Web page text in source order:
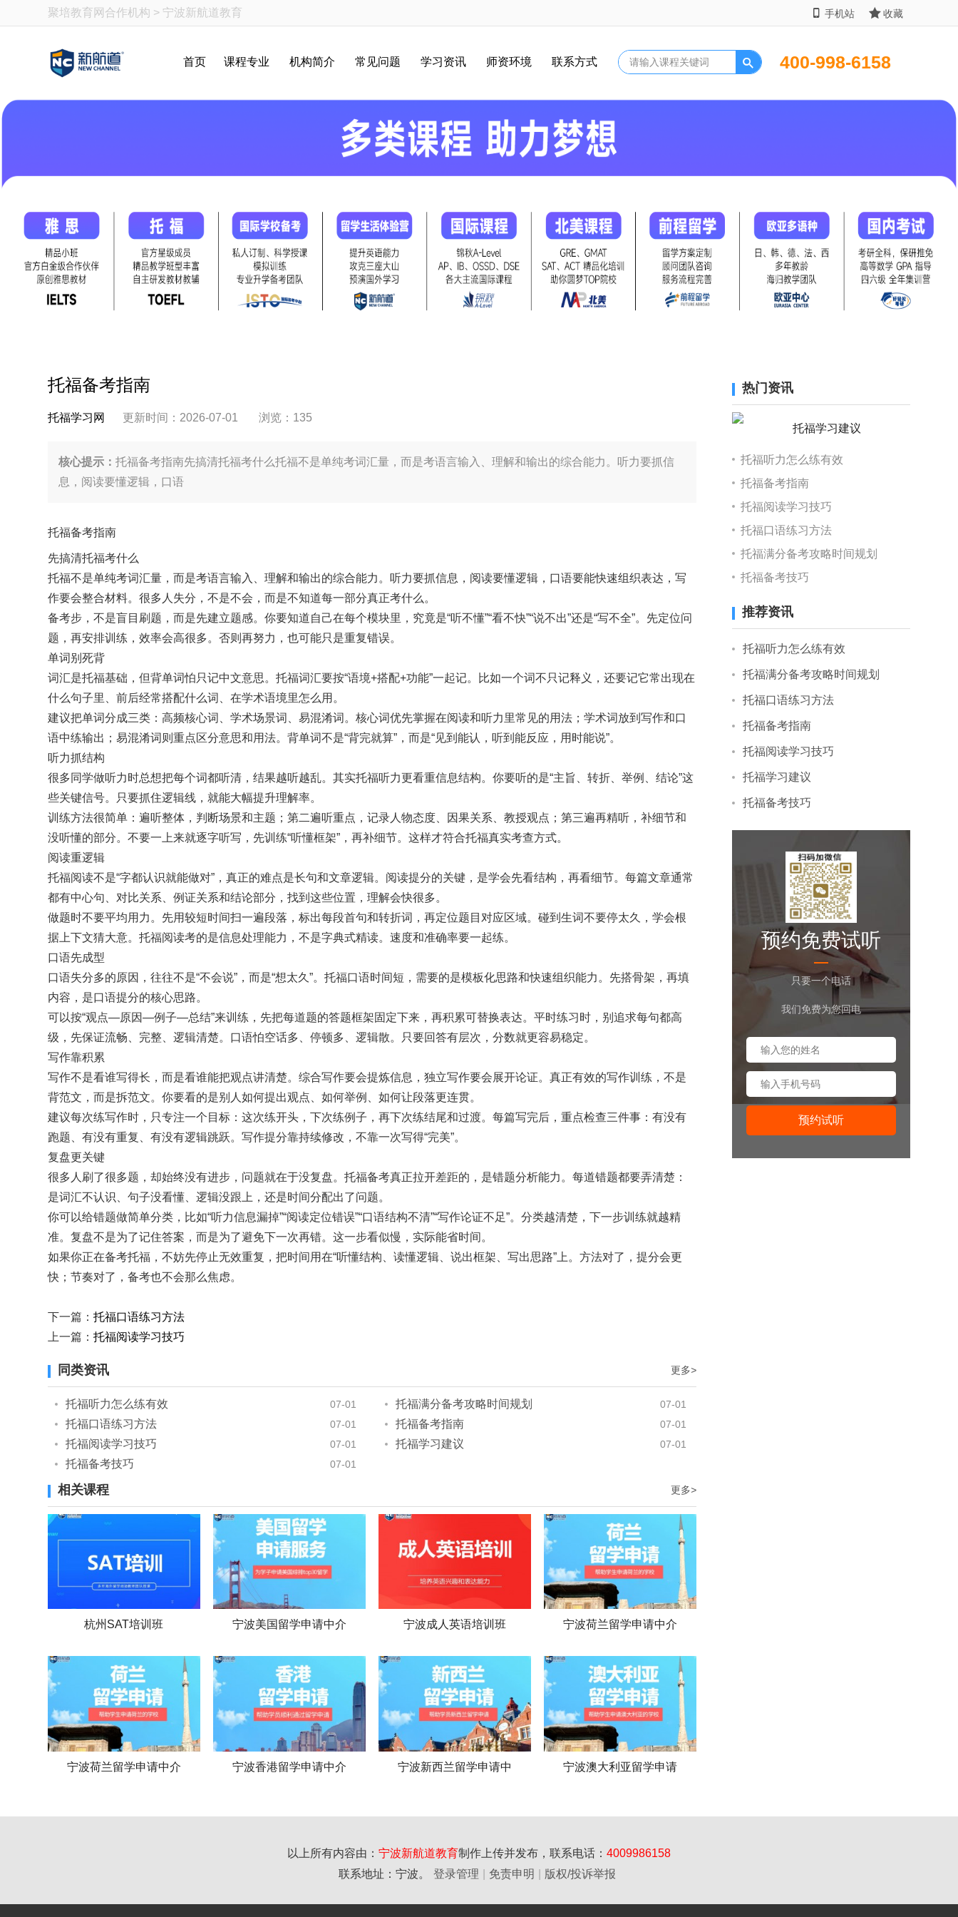
手机站 收藏
聚培教育网 合作机构 > 宁波新航道教育
首页 课程专业 机构简介 常见问题 学习资讯 师资环境 联系方式 400-998-6158
托福备考指南
托福学习网 更新时间：2026-07-01 浏览： 135
核心提示： 托福备考指南先搞清托福考什么托福不是单纯考词汇量，而是考语言输入、理解和输出的综合能力。听力要抓信
息，阅读要懂逻辑，口语
托福备考指南
先搞清托福考什么
托福不是单纯考词汇量，而是考语言输入、理解和输出的综合能力。听力要抓信息，阅读要懂逻辑，口语要能快速组织表达，写
作要会整合材料。很多人失分，不是不会，而是不知道每一部分真正考什么。
备考步，不是盲目刷题，而是先建立题感。你要知道自己在每个模块里，究竟是“听不懂”“看不快”“说不出”还是“写不全”。先定位问
题，再安排训练，效率会高很多。否则再努力，也可能只是重复错误。
单词别死背
词汇是托福基础，但背单词怕只记中文意思。托福词汇要按“语境+搭配+功能”一起记。比如一个词不只记释义，还要记它常出现在
什么句子里、前后经常搭配什么词、在学术语境里怎么用。
建议把单词分成三类：高频核心词、学术场景词、易混淆词。核心词优先掌握在阅读和听力里常见的用法；学术词放到写作和口
语中练输出；易混淆词则重点区分意思和用法。背单词不是“背完就算”，而是“见到能认，听到能反应，用时能说”。
听力抓结构
很多同学做听力时总想把每个词都听清，结果越听越乱。其实托福听力更看重信息结构。你要听的是“主旨、转折、举例、结论”这
些关键信号。只要抓住逻辑线，就能大幅提升理解率。
训练方法很简单：遍听整体，判断场景和主题；第二遍听重点，记录人物态度、因果关系、教授观点；第三遍再精听，补细节和
没听懂的部分。不要一上来就逐字听写，先训练“听懂框架”，再补细节。这样才符合托福真实考查方式。
阅读重逻辑
托福阅读不是“字都认识就能做对”，真正的难点是长句和文章逻辑。阅读提分的关键，是学会先看结构，再看细节。每篇文章通常
都有中心句、对比关系、例证关系和结论部分，找到这些位置，理解会快很多。
做题时不要平均用力。先用较短时间扫一遍段落，标出每段首句和转折词，再定位题目对应区域。碰到生词不要停太久，学会根
据上下文猜大意。托福阅读考的是信息处理能力，不是字典式精读。速度和准确率要一起练。
口语先成型
口语失分多的原因，往往不是“不会说”，而是“想太久”。托福口语时间短，需要的是模板化思路和快速组织能力。先搭骨架，再填
内容，是口语提分的核心思路。
可以按“观点—原因—例子—总结”来训练，先把每道题的答题框架固定下来，再积累可替换表达。平时练习时，别追求每句都高
级，先保证流畅、完整、逻辑清楚。口语怕空话多、停顿多、逻辑散。只要回答有层次，分数就更容易稳定。
写作靠积累
写作不是看谁写得长，而是看谁能把观点讲清楚。综合写作要会提炼信息，独立写作要会展开论证。真正有效的写作训练，不是
背范文，而是拆范文。你要看的是别人如何提出观点、如何举例、如何让段落更连贯。
建议每次练写作时，只专注一个目标：这次练开头，下次练例子，再下次练结尾和过渡。每篇写完后，重点检查三件事：有没有
跑题、有没有重复、有没有逻辑跳跃。写作提分靠持续修改，不靠一次写得“完美”。
复盘更关键
很多人刷了很多题，却始终没有进步，问题就在于没复盘。托福备考真正拉开差距的，是错题分析能力。每道错题都要弄清楚：
是词汇不认识、句子没看懂、逻辑没跟上，还是时间分配出了问题。
你可以给错题做简单分类，比如“听力信息漏掉”“阅读定位错误”“口语结构不清”“写作论证不足”。分类越清楚，下一步训练就越精
准。复盘不是为了记住答案，而是为了避免下一次再错。这一步看似慢，实际能省时间。
如果你正在备考托福，不妨先停止无效重复，把时间用在“听懂结构、读懂逻辑、说出框架、写出思路”上。方法对了，提分会更
快；节奏对了，备考也不会那么焦虑。
下一篇： 托福口语练习方法
上一篇： 托福阅读学习技巧
更多>
同类资讯
07-01
托福听力怎么练有效 07-01
托福满分备考攻略时间规划
07-01
托福口语练习方法 07-01
托福备考指南
07-01
托福阅读学习技巧 07-01
托福学习建议
07-01
托福备考技巧
更多>
相关课程
杭州SAT培训班 宁波美国留学申请中介 宁波成人英语培训班 宁波荷兰留学申请中介
宁波荷兰留学申请中介 宁波香港留学申请中介 宁波新西兰留学申请中 宁波澳大利亚留学申请
热门资讯
托福听力怎么练有效
托福备考指南
托福阅读学习技巧
托福口语练习方法
托福满分备考攻略时间规划
托福备考技巧
推荐资讯
托福听力怎么练有效
托福满分备考攻略时间规划
托福口语练习方法
托福备考指南
托福阅读学习技巧
托福学习建议
托福备考技巧
预约免费试听
只要一个电话
我们免费为您回电
以上所有内容由： 宁波新航道教育制作上传并发布，联系电话： 4009986158
联系地址：宁波。
登录管理 免责申明 版权/投诉举报